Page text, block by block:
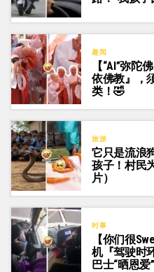
趣闻
【“AI”弥陀
依佛教』，
类！🤣
旅游
它只是流浪
孩子！村民
片）
时事
【你们很
机『驾驶时
巴士“晒恩爱